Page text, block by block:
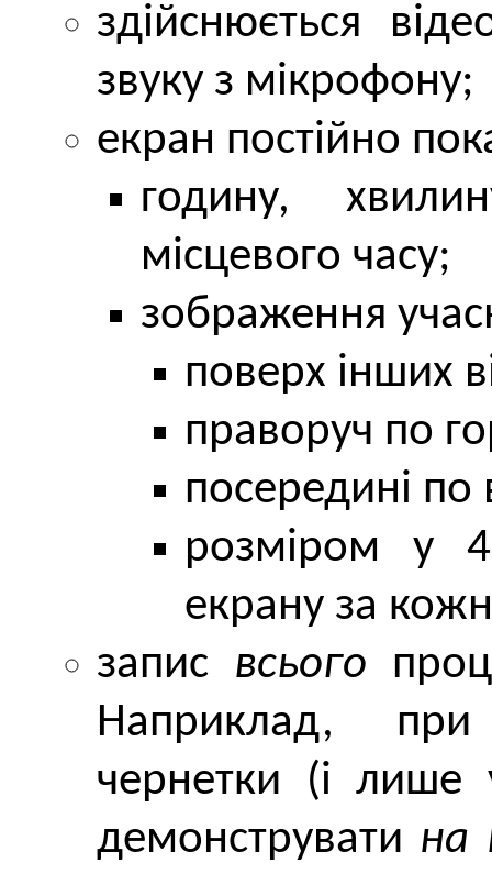
здійснюється
звуку з мікрофону;
екран постійно
годину,
місцевого часу;
зображення
поверх інших
праворуч по
посередині по
розміром у
екрану за
запис всього
Наприклад, при
чернетки (і лише
демонструвати на